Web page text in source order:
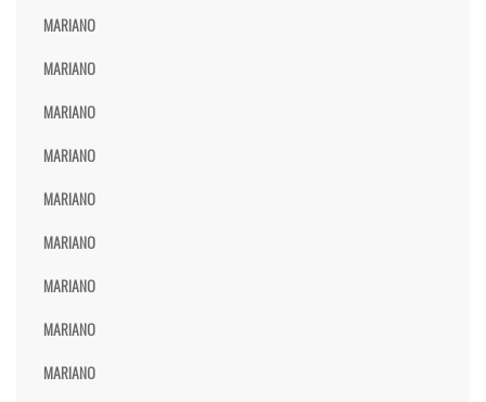
MARIANO
MARIANO
MARIANO
MARIANO
MARIANO
MARIANO
MARIANO
MARIANO
MARIANO